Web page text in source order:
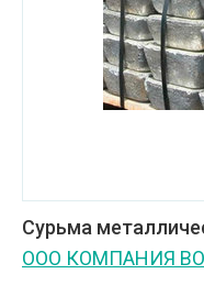
Сурьма
ООО КОМПАНИЯ